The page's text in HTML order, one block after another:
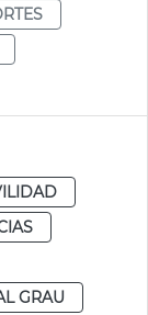
GRAU